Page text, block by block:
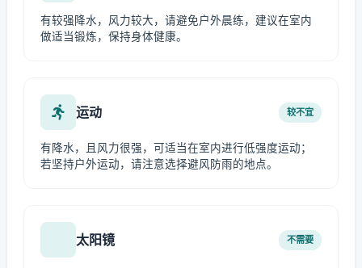
有较强降水，风力较大，请避免户外晨练，建议在室内
做适当锻炼，保持身体健康。
运动 较不宜
有降水，且风力很强，可适当在室内进行低强度运动；
若坚持户外运动，请注意选择避风防雨的地点。
太阳镜 不需要